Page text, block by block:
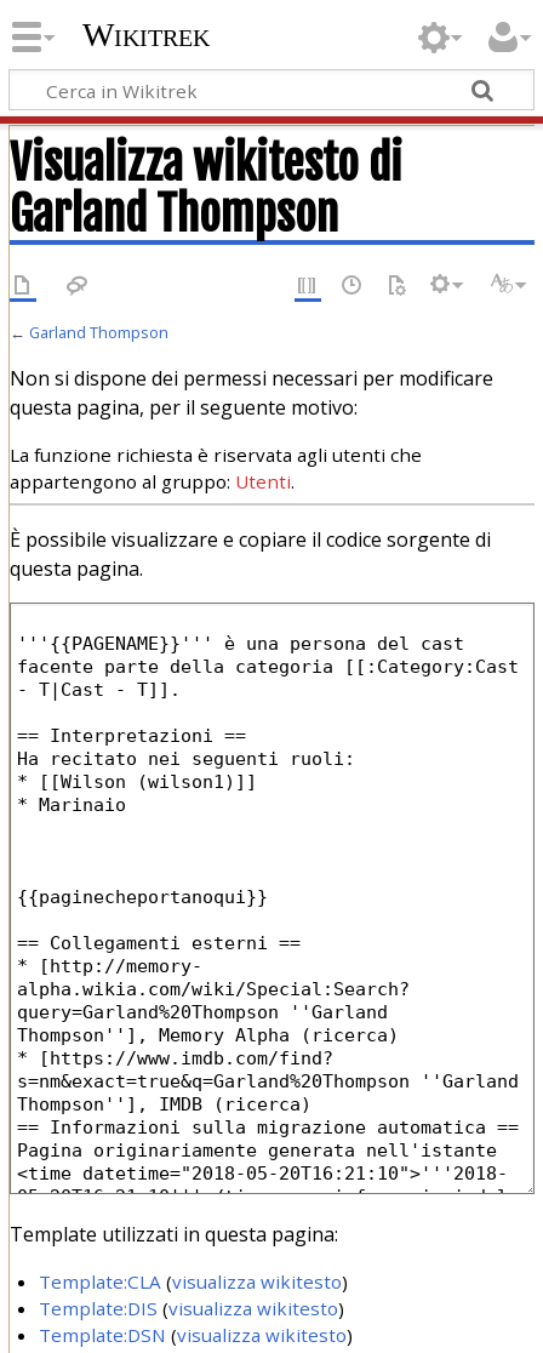
Wikitrek
Visualizza wikitesto di
Garland Thompson
← Garland Thompson
Non si dispone dei permessi necessari per modificare
questa pagina, per il seguente motivo:
La funzione richiesta è riservata agli utenti che
appartengono al gruppo: Utenti.
È possibile visualizzare e copiare il codice sorgente di
questa pagina.
Template utilizzati in questa pagina:
Template:CLA (visualizza wikitesto)
Template:DIS (visualizza wikitesto)
Template:DSN (visualizza wikitesto)